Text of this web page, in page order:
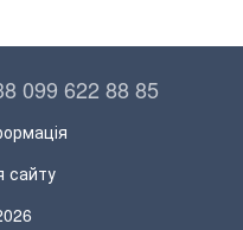
099 622 88 85
сайту